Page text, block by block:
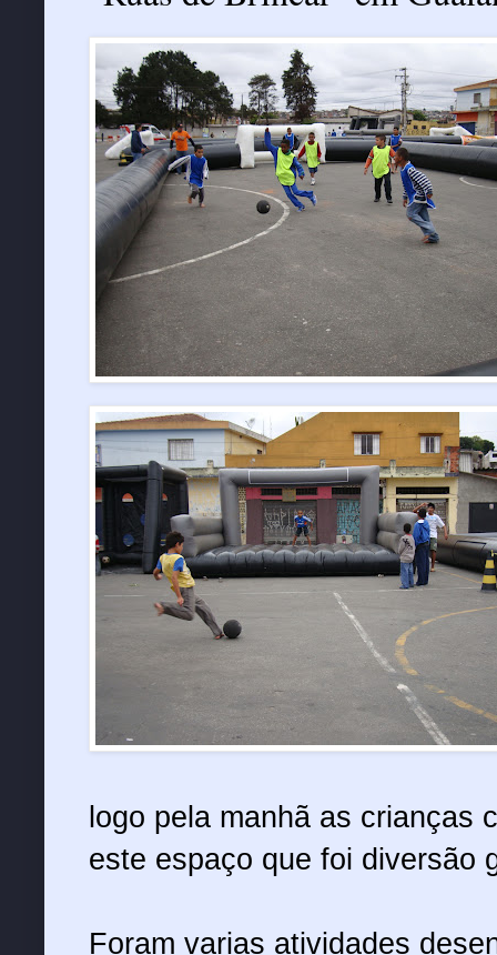
logo pela manhã as crianças
este espaço que foi diversão
Foram varias atividades